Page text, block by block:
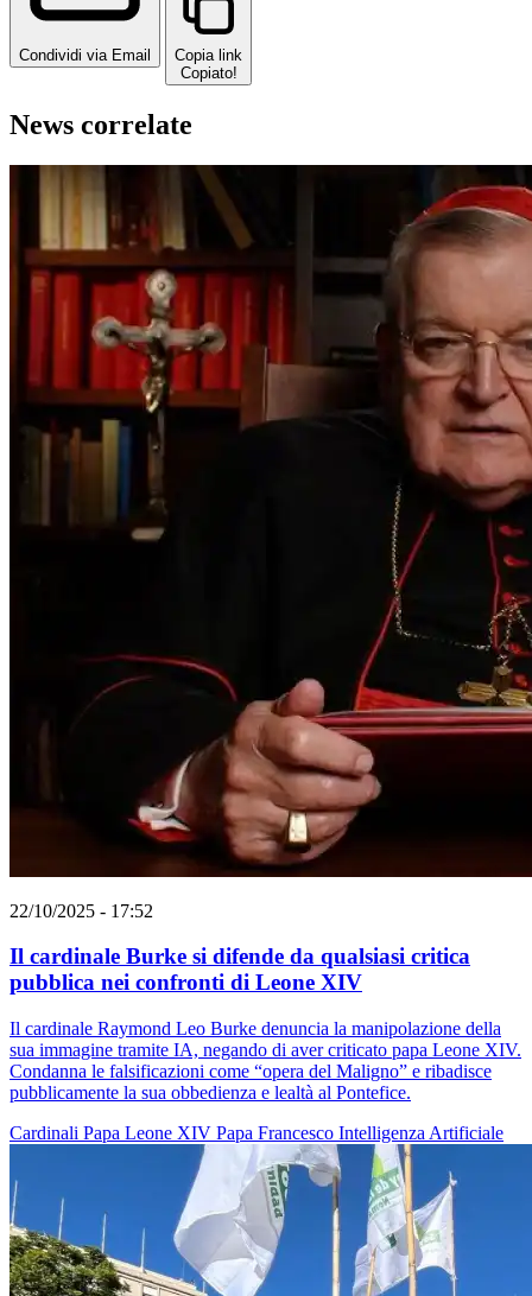
Condividi via Email
Copia link
Copiato!
News correlate
22/10/2025 - 17:52
Il cardinale Burke si difende da qualsiasi critica
pubblica nei confronti di Leone XIV
Il cardinale Raymond Leo Burke denuncia la manipolazione della
sua immagine tramite IA, negando di aver criticato papa Leone XIV.
Condanna le falsificazioni come “opera del Maligno” e ribadisce
pubblicamente la sua obbedienza e lealtà al Pontefice.
Cardinali Papa Leone XIV Papa Francesco Intelligenza Artificiale